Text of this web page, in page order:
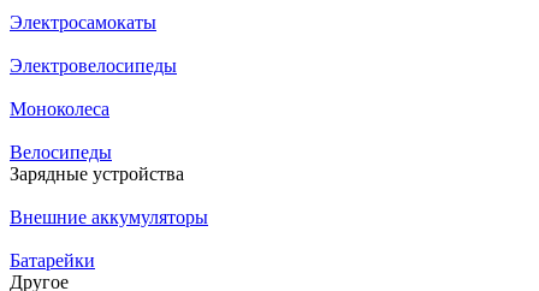
Электросамокаты
Электровелосипеды
Моноколеса
Велосипеды
Зарядные устройства
Внешние аккумуляторы
Батарейки
Другое